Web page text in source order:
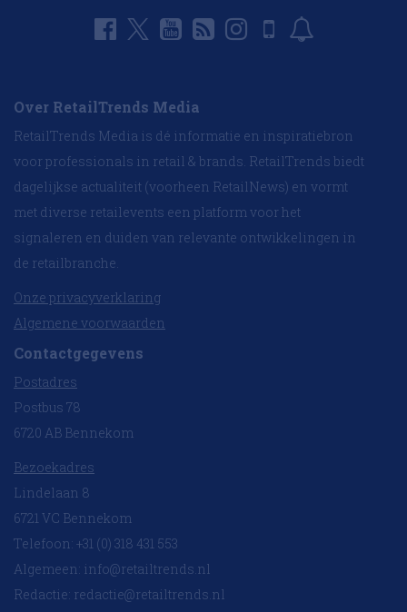
Over RetailTrends Media
RetailTrends Media is dé informatie en inspiratiebron
voor professionals in retail & brands. RetailTrends biedt
dagelijkse actualiteit (voorheen RetailNews) en vormt
met diverse retailevents een platform voor het
signaleren en duiden van relevante ontwikkelingen in
de retailbranche.
Onze privacyverklaring
Algemene voorwaarden
Contactgegevens
Postadres
Postbus 78
6720 AB Bennekom
Bezoekadres
Lindelaan 8
6721 VC Bennekom
Telefoon: +31 (0) 318 431 553
Algemeen: info@retailtrends.nl
Redactie: redactie@retailtrends.nl